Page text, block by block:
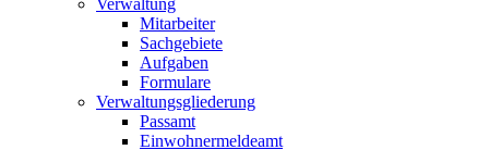
Verwaltung
Mitarbeiter
Sachgebiete
Aufgaben
Formulare
Verwaltungsgliederung
Passamt
Einwohnermeldeamt